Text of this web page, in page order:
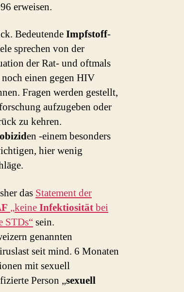
erweisen.
BedeutendeImpfstoff-
sprechen von der
der Rat- und oftmals
einen gegen HIV
Fragen werden gestellt,
aufzugeben oder
zu kehren.
en -einem besonders
hier wenig
das Statement der
„keineInfektiositätbei
STDs“sein.
genannten
seit mind. 6 Monaten
mit sexuell
Person „sexuell